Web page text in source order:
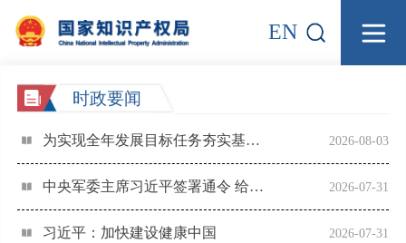
EN
时政要闻
为实现全年发展目标任务夯实基础——习近平总书记引领“十五五”开局之年中国经济破浪前行 2026-08-03
中央军委主席习近平签署通令 给1名个人记功 2026-07-31
习近平：加快建设健康中国 2026-07-31